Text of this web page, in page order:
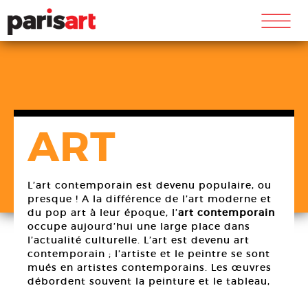
m
ART
L’art contemporain est devenu populaire, ou
presque ! A la différence de l’art moderne et
du pop art à leur époque, l’art contemporain
occupe aujourd’hui une large place dans
l’actualité culturelle. L’art est devenu art
contemporain ; l’artiste et le peintre se sont
mués en artistes contemporains. Les œuvres
débordent souvent la peinture et le tableau,